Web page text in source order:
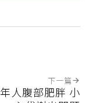
下一篇
人腹部肥胖 小